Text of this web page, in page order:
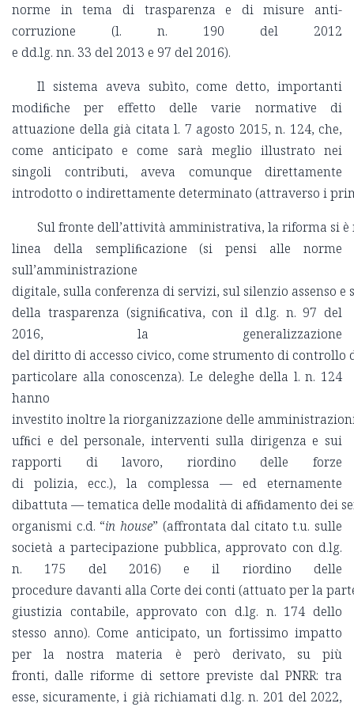
norme in tema di trasparenza e di misure anti-
corruzione (l. n. 190 del 2012
e dd.lg. nn. 33 del 2013 e 97 del 2016).
Il sistema aveva subìto, come detto, importanti
modiﬁche per effetto delle varie normative di
attuazione della già citata l. 7 agosto 2015, n. 124, che,
come anticipato e come sarà meglio illustrato nei
singoli contributi, aveva comunque direttamente
introdotto o indirettamente determinato (attraverso i
Sul fronte dell’attività amministrativa, la riforma si è
linea della sempliﬁcazione (si pensi alle norme
sull’amministrazione
digitale, sulla conferenza di servizi, sul silenzio assenso
della trasparenza (signiﬁcativa, con il d.lg. n. 97 del
2016, la generalizzazione
del diritto di accesso civico, come strumento di controllo
particolare alla conoscenza). Le deleghe della l. n. 124
hanno
investito inoltre la riorganizzazione delle
ufﬁci e del personale, interventi sulla dirigenza e sui
rapporti di lavoro, riordino delle forze
di polizia, ecc.), la complessa — ed eternamente
dibattuta — tematica delle modalità di afﬁdamento dei
organismi c.d. “in house” (affrontata dal citato t.u. sulle
società a partecipazione pubblica, approvato con d.lg.
n. 175 del 2016) e il riordino delle
procedure davanti alla Corte dei conti (attuato per la
giustizia contabile, approvato con d.lg. n. 174 dello
stesso anno). Come anticipato, un fortissimo impatto
per la nostra materia è però derivato, su più
fronti, dalle riforme di settore previste dal PNRR: tra
esse, sicuramente, i già richiamati d.lg. n. 201 del 2022,